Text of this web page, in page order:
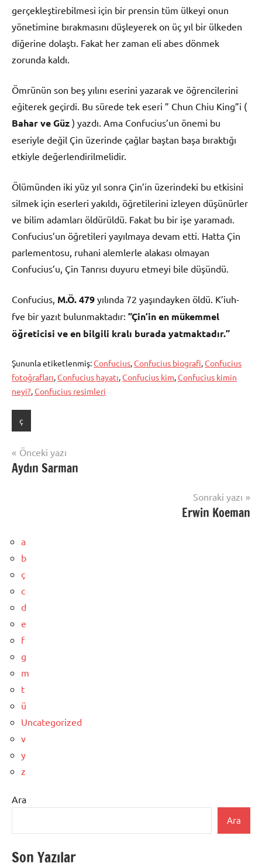
gerçekleştirebilmesi için bir prensin tüm ülkeyi onun
yönetimine bırakmasını düşleyerek on üç yıl bir ülkeden
diğerine dolaştı. Fakat her zaman eli abes dönmek
zorunda kaldı.
Ömrünün son beş yılını eserini yazarak ve öğrencilerini
eğiterek geçirdi. Bu sürede tek eseri ” Chun Chiu King”i (
Bahar ve Güz ) yazdı. Ama Confucius’un önemi bu
eseriyle değil Çin üzerinde çağlar baştan başa bıraktığı
etkiyle değerlendirilmelidir.
Ölümünden iki yüz yıl sonra Çin’in üzerindeki bu etkisini
silmek için eserleri yakıldı, öğretilerini izleyen düşünürler
ve bilim adamları öldürüldü. Fakat bu bir işe yaramadı.
Confucius’un öğretileri yayılmaya devam etti. Hatta Çin
parlementosu, ruhani alemlerle alakası olmayan
Confucius’u, Çin Tanrısı duyuru etmeyi bile düşündü.
Confucius, M.Ö. 479 yılında 72 yaşındayken öldü. K’iuh-
fve bir yazıt bulunmaktadır: ”Çin’in en mükemmel
öğreticisi ve en bilgili kralı burada yatmaktadır.”
Şununla etiketlenmiş:Confucius,Confucius biografi,Confucius
fotoğrafları,Confucius hayatı,Confucius kim,Confucius kimin
neyi?,Confucius resimleri
ç
Yazı
gezinmesi
Önceki yazı
Aydın Sarman
Sonraki yazı
Erwin Koeman
a
b
ç
c
d
e
f
g
m
t
ü
Uncategorized
v
y
z
Ara
Ara
Son Yazılar